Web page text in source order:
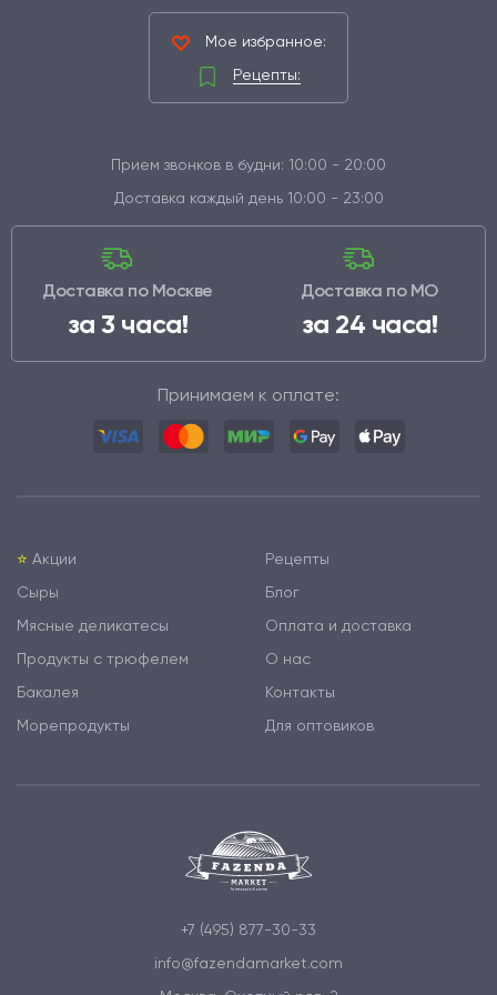
Мое избранное:
Рецепты:
Прием звонков в будни: 10:00 - 20:00
Доставка каждый день 10:00 - 23:00
Доставка по Москве
за 3 часа!
Доставка по МО
за 24 часа!
Принимаем к оплате:
⭐️ Акции
Сыры
Мясные деликатесы
Продукты с трюфелем
Бакалея
Морепродукты
Рецепты
Блог
Оплата и доставка
О нас
Контакты
Для оптовиков
+7 (495) 877-30-33
info@fazendamarket.com